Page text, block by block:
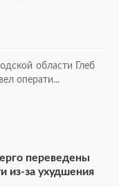
области Глеб
операти...
переведены
из-за ухудшения